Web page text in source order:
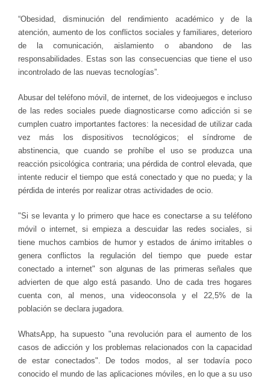
“Obesidad, disminución del rendimiento académico y de la
atención, aumento de los conflictos sociales y familiares, deterioro
de la comunicación, aislamiento o abandono de las
responsabilidades. Estas son las consecuencias que tiene el uso
incontrolado de las nuevas tecnologías”.
Abusar del teléfono móvil, de internet, de los videojuegos e incluso
de las redes sociales puede diagnosticarse como adicción si se
cumplen cuatro importantes factores: la necesidad de utilizar cada
vez más los dispositivos tecnológicos; el síndrome de
abstinencia, que cuando se prohíbe el uso se produzca una
reacción psicológica contraria; una pérdida de control elevada, que
intente reducir el tiempo que está conectado y que no pueda; y la
pérdida de interés por realizar otras actividades de ocio.
"Si se levanta y lo primero que hace es conectarse a su teléfono
móvil o internet, si empieza a descuidar las redes sociales, si
tiene muchos cambios de humor y estados de ánimo irritables o
genera conflictos la regulación del tiempo que puede estar
conectado a internet" son algunas de las primeras señales que
advierten de que algo está pasando. Uno de cada tres hogares
cuenta con, al menos, una videoconsola y el 22,5% de la
población se declara jugadora.
WhatsApp, ha supuesto "una revolución para el aumento de los
casos de adicción y los problemas relacionados con la capacidad
de estar conectados". De todos modos, al ser todavía poco
conocido el mundo de las aplicaciones móviles, en lo que a su uso